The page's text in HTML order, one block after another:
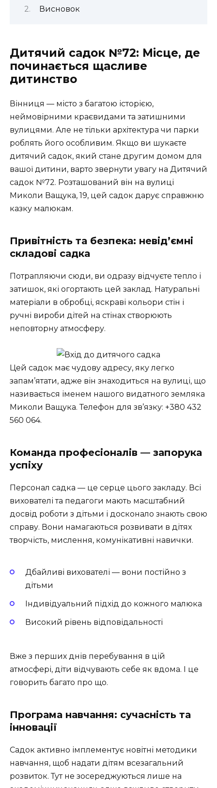
Висновок
Дитячий садок №72: Місце, де
починається щасливе
дитинство
Вінниця — місто з багатою історією,
неймовірними краєвидами та затишними
вулицями. Але не тільки архітектура чи парки
роблять його особливим. Якщо ви шукаєте
дитячий садок, який стане другим домом для
вашої дитини, варто звернути увагу на Дитячий
садок №72. Розташований він на вулиці
Миколи Ващука, 19, цей садок дарує справжню
казку малюкам.
Привітність та безпека: невід’ємні
складові садка
Потрапляючи сюди, ви одразу відчуєте тепло і
затишок, які огортають цей заклад. Натуральні
матеріали в обробці, яскраві кольори стін і
ручні вироби дітей на стінах створюють
неповторну атмосферу.
Цей садок має чудову адресу, яку легко
запам’ятати, адже він знаходиться на вулиці, що
називається іменем нашого видатного земляка
Миколи Ващука. Телефон для зв’язку: +380 432
560 064.
Команда професіоналів — запорука
успіху
Персонал садка — це серце цього закладу. Всі
вихователі та педагоги мають масштабний
досвід роботи з дітьми і досконало знають свою
справу. Вони намагаються розвивати в дітях
творчість, мислення, комунікативні навички.
Дбайливі вихователі — вони постійно з
дітьми
Індивідуальний підхід до кожного малюка
Високий рівень відповідальності
Вже з перших днів перебування в цій
атмосфері, діти відчувають себе як вдома. І це
говорить багато про що.
Програма навчання: сучасність та
інновації
Садок активно імплементує новітні методики
навчання, щоб надати дітям всезагальний
розвиток. Тут не зосереджуються лише на